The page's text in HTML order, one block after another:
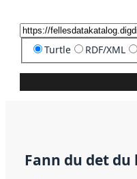
Turtle RDF/XML
Fann du det